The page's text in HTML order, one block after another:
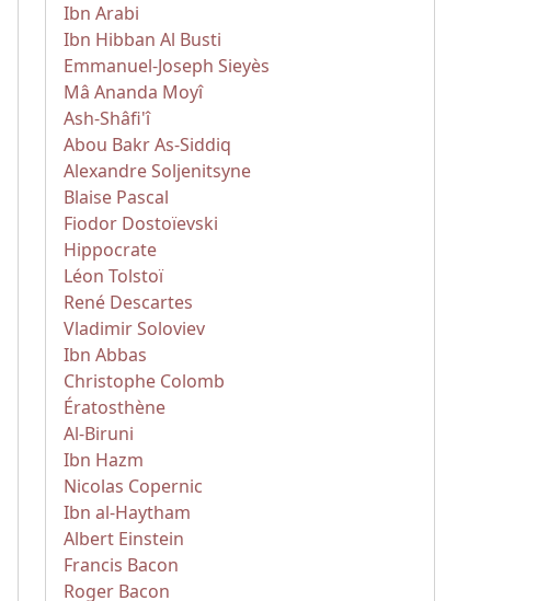
Ibn Arabi
Ibn Hibban Al Busti
Emmanuel-Joseph Sieyès
Mâ Ananda Moyî
Ash-Shâfi'î
Abou Bakr As-Siddiq
Alexandre Soljenitsyne
Blaise Pascal
Fiodor Dostoïevski
Hippocrate
Léon Tolstoï
René Descartes
Vladimir Soloviev
Ibn Abbas
Christophe Colomb
Ératosthène
Al-Biruni
Ibn Hazm
Nicolas Copernic
Ibn al-Haytham
Albert Einstein
Francis Bacon
Roger Bacon